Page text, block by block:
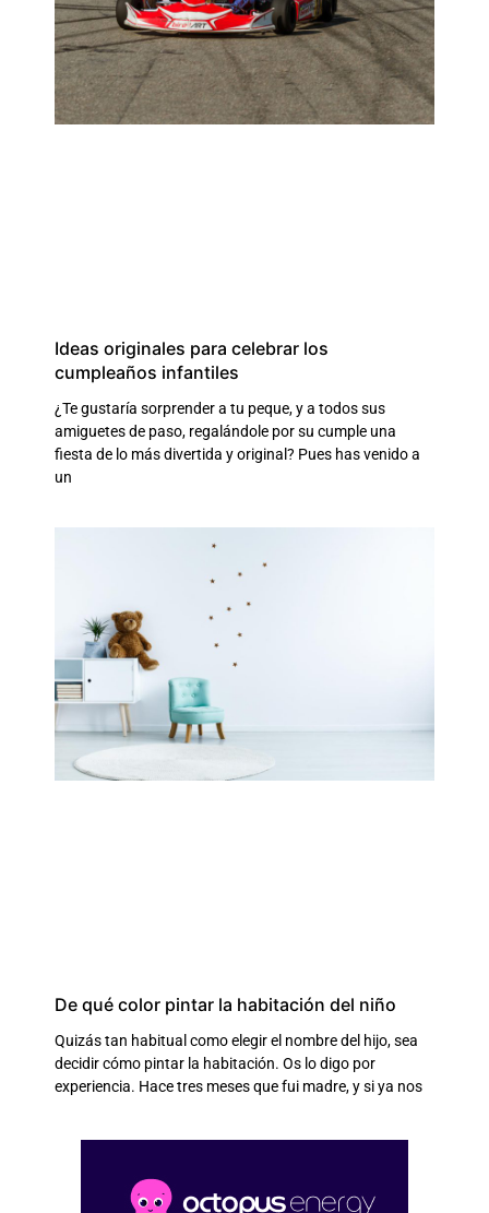
Ideas originales para celebrar los
cumpleaños infantiles
¿Te gustaría sorprender a tu peque, y a todos sus
amiguetes de paso, regalándole por su cumple una
fiesta de lo más divertida y original? Pues has venido a
un
De qué color pintar la habitación del niño
Quizás tan habitual como elegir el nombre del hijo, sea
decidir cómo pintar la habitación. Os lo digo por
experiencia. Hace tres meses que fui madre, y si ya nos